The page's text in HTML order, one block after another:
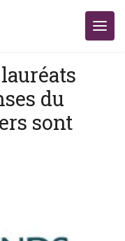
du
sont